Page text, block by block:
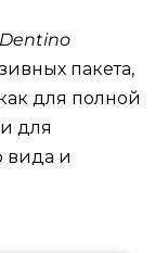
пакета,
для полной
для
вида и